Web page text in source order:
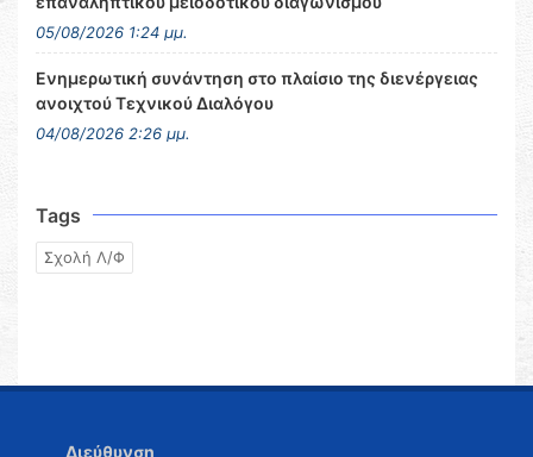
05/08/2026 1:24 μμ.
Ενημερωτική συνάντηση στο πλαίσιο της διενέργειας
ανοιχτού Τεχνικού Διαλόγου
04/08/2026 2:26 μμ.
Tags
Σχολή Λ/Φ
Διεύθυνση